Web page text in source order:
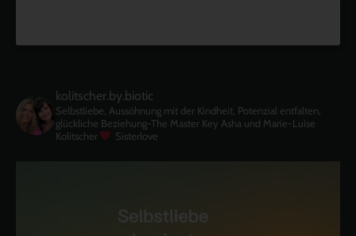
kolitscher.by.biotic
Selbstliebe, Aussöhnung mit der Kindheit, Potenzial entfalten,
glückliche Beziehung-The Master Key Asha und Marie-Luise
Kolitscher
Sisterlove